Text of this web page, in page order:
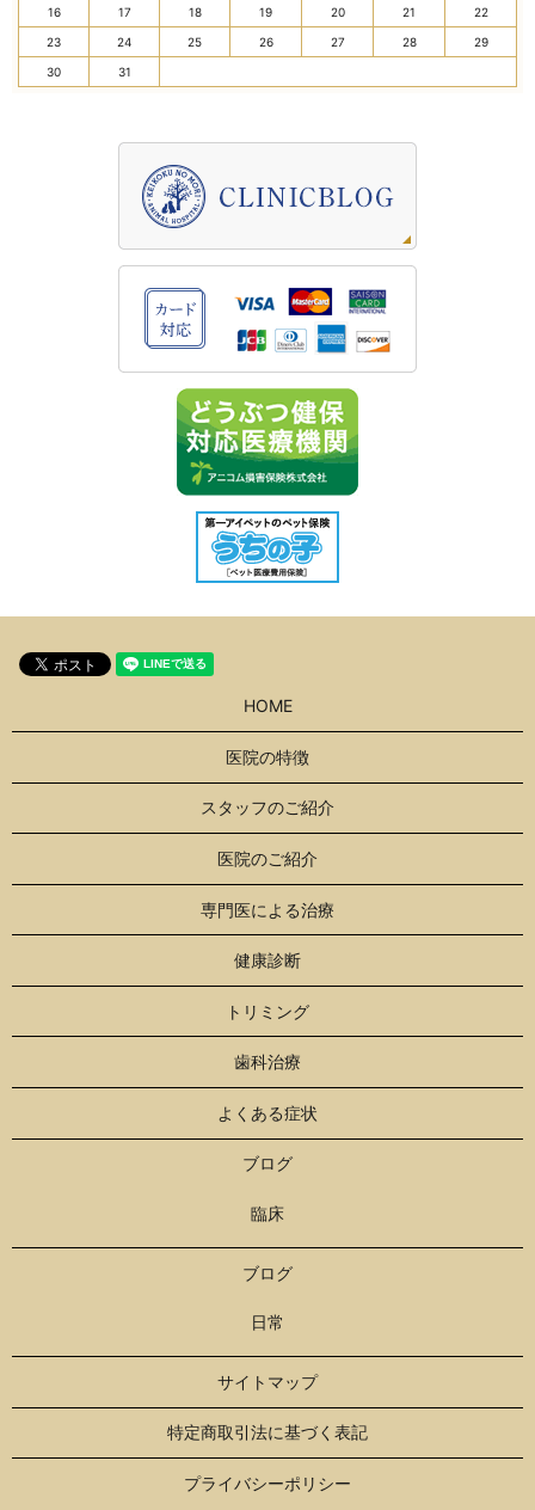
16 17 18 19 20 21 22
23 24 25 26 27 28 29
30 31
HOME
医院の特徴
スタッフのご紹介
医院のご紹介
専門医による治療
健康診断
トリミング
歯科治療
よくある症状
ブログ
臨床
ブログ
日常
サイトマップ
特定商取引法に基づく表記
プライバシーポリシー